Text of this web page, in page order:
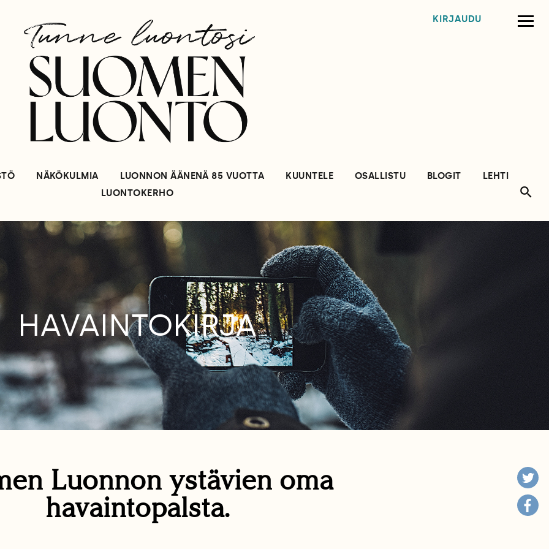
KIRJAUDU
NÄKÖKULMIA LUONNON ÄÄNENÄ 85 VUOTTA KUUNTELE OSALLISTU BLOGIT
LEHTI
LUONTOKERHO
HAVAINTOKIRJA
Luonnon ystävien oma
havaintopalsta.